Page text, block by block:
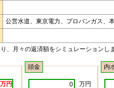
公営水道、東京電力、プロパンガス、
、月々の返済額をシミュレーションし
円
頭金
万円
内